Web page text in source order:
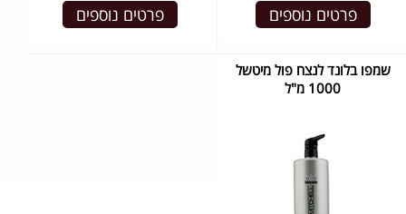
פרטים נוספים פרטים נוספים
שמפו בלונד לנצח פול מיטשל
1000 מ"ל